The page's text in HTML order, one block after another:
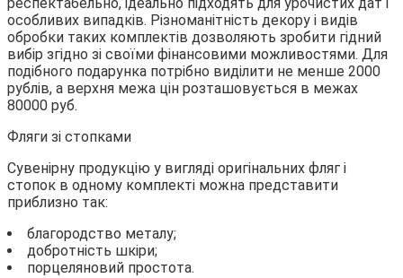
респектабельно, ідеально підходять для урочистих дат і
особливих випадків. Різноманітність декору і видів
обробки таких комплектів дозволяють зробити гідний
вибір згідно зі своїми фінансовими можливостями. Для
подібного подарунка потрібно виділити не менше 2000
рублів, а верхня межа цін розташовується в межах
80000 руб.
Фляги зі стопками
Сувенірну продукцію у вигляді оригінальних фляг і
стопок в одному комплекті можна представити
приблизно так:
благородство металу;
добротність шкіри;
порцеляновий простота.